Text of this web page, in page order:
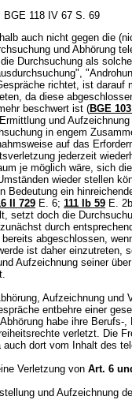
BGE 118 IV 67 S. 69
auch nicht gegen die
und Abhörung
Durchsuchung als
richtet, ist darauf
da diese
beschwert ist (BGE
und
in engem
auf das
jederzeit
je möglich wäre, sich
wieder stellen
Bedeutung ein
II 729 E. 6; 111 Ib 59 E.
setzt doch die
durch
abgeschlossen,
ist daher einzutreten,
Aufzeichnung seiner
Aufzeichnung und
entbehre einer
habe ihre Berufs-
verletzt. Die
dort vom Inhalt des
Verletzung von Art. 6
und Aufzeichnung